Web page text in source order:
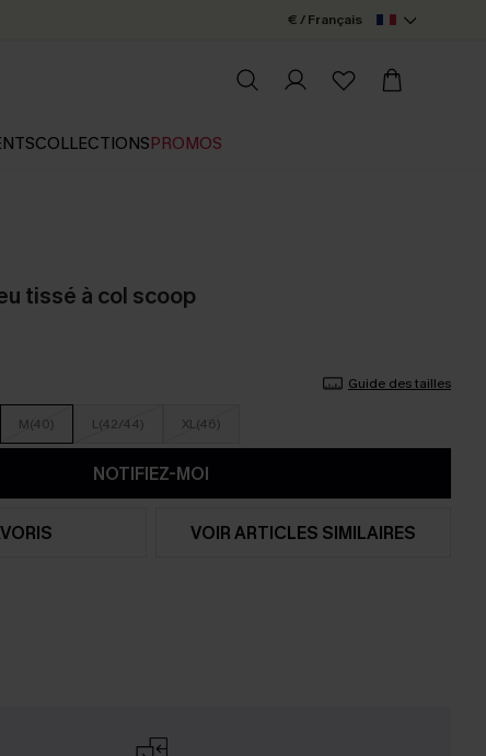
€ / Français
COLLECTIONSPROMOS
tissé à col scoop
Guide des tailles
M(40) L(42/44) XL(46)
NOTIFIEZ-MOI
VOIR ARTICLES SIMILAIRES